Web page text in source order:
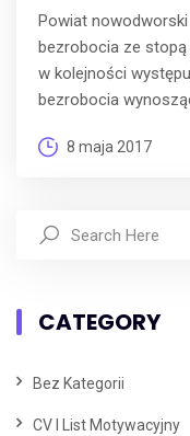
Powiat
bezrobocia ze stopą
w kolejności
bezrobocia
8 maja 2017
CATEGORY
Bez Kategorii
CV I List Motywacyjny